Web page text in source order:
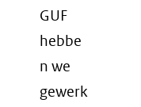
GUF
hebbe
n we
gewerk